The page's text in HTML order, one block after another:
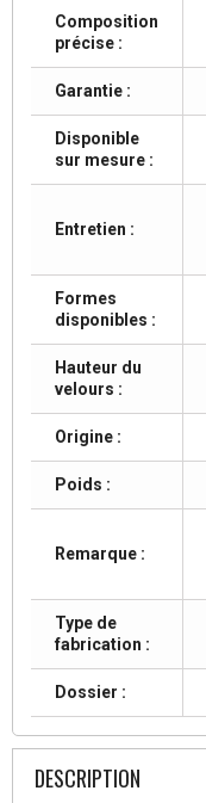
Composition
précise :
Garantie :
Disponible
sur mesure :
Entretien :
Formes
disponibles :
Hauteur du
velours :
Origine :
Poids :
Remarque :
Type de
fabrication :
Dossier :
DESCRIPTION